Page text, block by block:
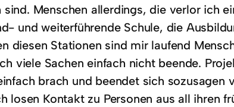
Menschen allerdings, die verlor ich
und weiterführende Schule, die
diesen Stationen sind mir laufend
viele Sachen einfach nicht beende.
brach und beendet sich sozusagen
losen Kontakt zu Personen aus all ihren